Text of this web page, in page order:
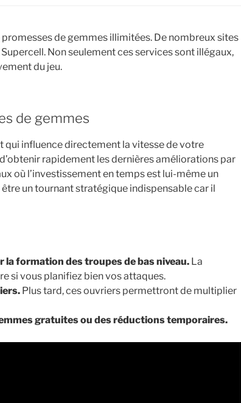
de gemmes illimitées. De nombreux sites
Non seulement ces services sont illégaux,
du jeu.
de gemmes
qui influence directement la vitesse de votre
rapidement les dernières améliorations par
où l’investissement en temps est lui-même un
un tournant stratégique indispensable car il
la formation des troupes de bas niveau. La
si vous planifiez bien vos attaques.
Plus tard, ces ouvriers permettront de multiplier
gratuites ou des réductions temporaires.